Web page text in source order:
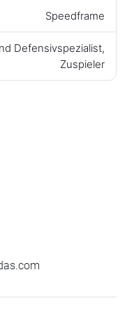
Speedframe
Defensivspezialist,
Zuspieler